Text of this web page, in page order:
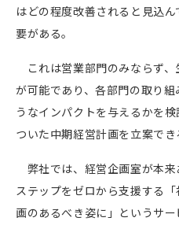
はどの程度改善されると見込
要がある。
これは営業部門のみならず
が可能であり、各部門の取り
うなインパクトを与えるかを
ついた中期経営計画を立案でき
弊社では、経営企画室が本来
ステップをゼロから支援する
画のあるべき姿に」というサ